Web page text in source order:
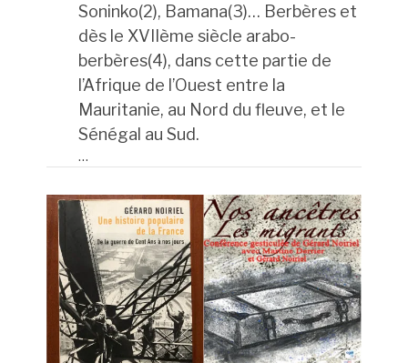
Soninko(2), Bamana(3)… Berbères et
dès le XVIIème siècle arabo-
berbères(4), dans cette partie de
l’Afrique de l’Ouest entre la
Mauritanie, au Nord du fleuve, et le
Sénégal au Sud.
…